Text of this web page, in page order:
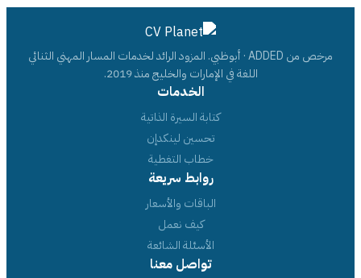
مرخص من ADDED · أبوظبي. المزود الرائد لخدمات المسار المهني الثنائي
اللغة في الإمارات والخليج منذ 2019.
الخدمات
كتابة السيرة الذاتية
تحسين لينكدإن
خطاب التغطية
روابط سريعة
الباقات والأسعار
كيف نعمل
الأسئلة الشائعة
تواصل معنا